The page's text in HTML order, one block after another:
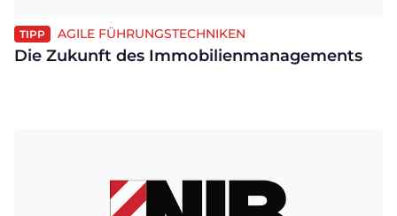
TIPP AGILE FÜHRUNGSTECHNIKEN
Die Zukunft des Immobilienmanagements